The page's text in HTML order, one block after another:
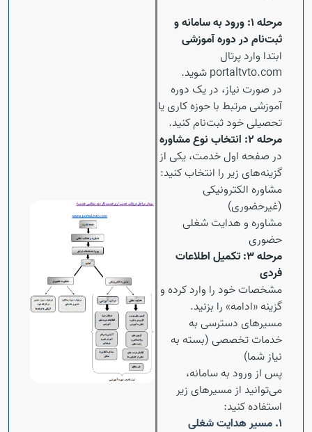
Open
مرحله ۱: ورود به سامانه و
ثبت‌نام در دوره آموزشی
ابتدا وارد پرتال
portaltvto.com شوید.
در صورت نیاز، در یک دوره
آموزشی مرتبط با حوزه کاری یا
تحصیلی خود ثبت‌نام کنید.
مرحله ۲: انتخاب نوع مشاوره
در صفحه اول خدمت، یکی از
گزینه‌های زیر را انتخاب کنید:
مشاوره الکترونیکی
(غیرحضوری)
مشاوره و هدایت شغلی
حضوری
مرحله ۳: تکمیل اطلاعات
فردی
مشخصات خود را وارد کرده و
گزینه «ادامه» را بزنید.
مسیرهای دسترسی به
خدمات تخصصی (بسته به
نیاز شما)
پس از ورود به سامانه،
می‌توانید از مسیرهای زیر
استفاده کنید:
۱. مسیر هدایت شغلی